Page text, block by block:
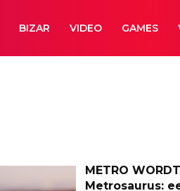
BIZAR VIDEO GAMES
METRO
Metrosaurus: